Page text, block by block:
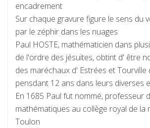
encadrement
Sur chaque gravure figure le sens du
par le zéphir dans les nuages
Paul HOSTE, mathématicien dans
de l'ordre des jésuites, obtint d' être
des maréchaux d' Estrées et Tourville
pensdant 12 ans dans leurs diverses
En 1685 Paul fut nommé, professeur
mathématiques au collège royal de la
Toulon